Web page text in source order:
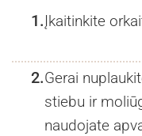
1.Įkaitinkite
2.Gerai
stiebu ir
naudojate